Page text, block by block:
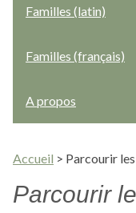
Familles (latin)
Familles (français)
A propos
Accueil > Parcourir
Parcourir